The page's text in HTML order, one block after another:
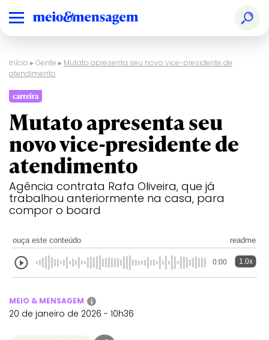
Início ▸Gente ▸ Mutato apresenta seu novo vice-presidente de
atendimento
carreira
Mutato apresenta seu
novo vice-presidente de
atendimento
Agência contrata Rafa Oliveira, que já
trabalhou anteriormente na casa, para
compor o board
ouça este conteúdo readme
0:00 1.0x
MEIO & MENSAGEM i
20 de janeiro de 2026 - 10h36